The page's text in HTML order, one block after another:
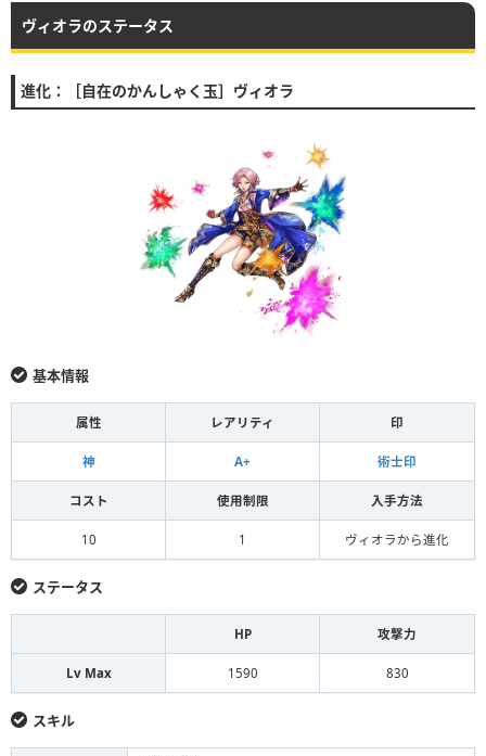
ヴィオラのステータス
進化：［自在のかんしゃく玉］ヴィオラ
基本情報
属性 レアリティ 印
神 A+ 術士印
コスト 使用制限 入手方法
10 1 ヴィオラから進化
ステータス
HP 攻撃力
Lv Max 1590 830
スキル